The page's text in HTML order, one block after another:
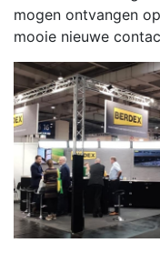
mogen ontvangen
mooie nieuwe